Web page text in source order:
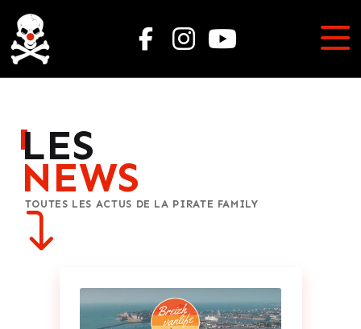
LES
NEWS
TOUTES LES ACTUS DE LA PIRATE FAMILY